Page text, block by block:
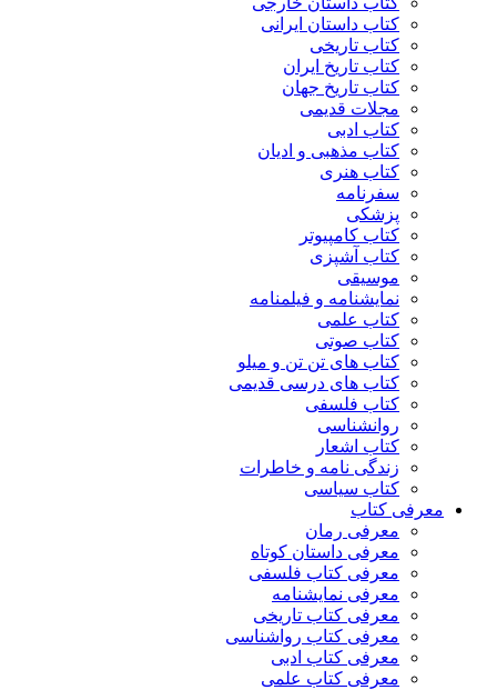
کتاب داستان ایرانی
کتاب تاریخی
کتاب تاریخ ایران
کتاب تاریخ جهان
مجلات قدیمی
کتاب ادبی
کتاب مذهبی و ادیان
کتاب هنری
سفرنامه
پزشکی
کتاب کامپیوتر
کتاب آشپزی
موسیقی
نمایشنامه و فیلمنامه
کتاب علمی
کتاب صوتی
کتاب های تن تن و میلو
کتاب های درسی قدیمی
کتاب فلسفی
روانشناسی
کتاب اشعار
زندگی نامه و خاطرات
کتاب سیاسی
معرفی کتاب
معرفی رمان
معرفی داستان کوتاه
معرفی کتاب فلسفی
معرفی نمایشنامه
معرفی کتاب تاریخی
معرفی کتاب رواشناسی
معرفی کتاب ادبی
معرفی کتاب علمی